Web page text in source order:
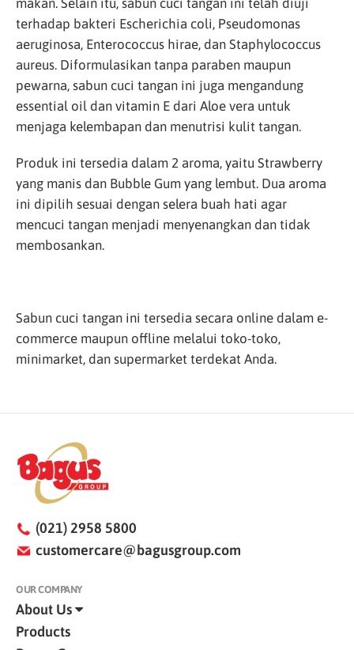
makan. Selain itu, sabun cuci tangan ini telah diuji
terhadap bakteri Escherichia coli, Pseudomonas
aeruginosa, Enterococcus hirae, dan Staphylococcus
aureus. Diformulasikan tanpa paraben maupun
pewarna, sabun cuci tangan ini juga mengandung
essential oil dan vitamin E dari Aloe vera untuk
menjaga kelembapan dan menutrisi kulit tangan.
Produk ini tersedia dalam 2 aroma, yaitu Strawberry
yang manis dan Bubble Gum yang lembut. Dua aroma
ini dipilih sesuai dengan selera buah hati agar
mencuci tangan menjadi menyenangkan dan tidak
membosankan.
Sabun cuci tangan ini tersedia secara online dalam e-
commerce maupun offline melalui toko-toko,
minimarket, dan supermarket terdekat Anda.
(021) 2958 5800
customercare@bagusgroup.com
OUR COMPANY
About Us
Products